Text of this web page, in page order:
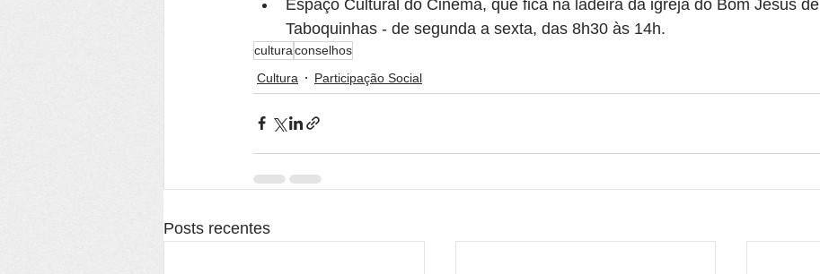
Espaço Cultural do Cinema, que fica na ladeira da igreja do Bom Jesus de
Taboquinhas - de segunda a sexta, das 8h30 às 14h.
culturaconselhos
Cultura
Participação Social
Posts recentes